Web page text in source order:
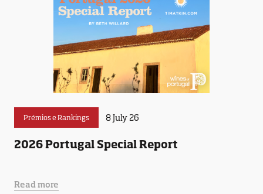
Prémios e Rankings 8 July 26
2026 Portugal Special Report
Read more